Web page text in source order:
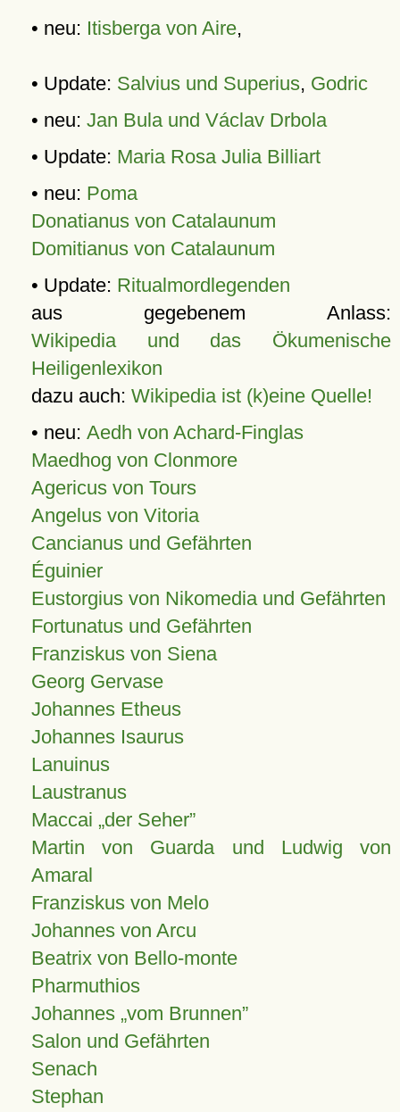
• neu: Itisberga von Aire,
• Update: Salvius und Superius, Godric
• neu: Jan Bula und Václav Drbola
• Update: Maria Rosa Julia Billiart
• neu: Poma
Donatianus von Catalaunum
Domitianus von Catalaunum
• Update: Ritualmordlegenden
aus gegebenem Anlass:
Wikipedia und das Ökumenische
Heiligenlexikon
dazu auch: Wikipedia ist (k)eine Quelle!
• neu: Aedh von Achard-Finglas
Maedhog von Clonmore
Agericus von Tours
Angelus von Vitoria
Cancianus und Gefährten
Éguinier
Eustorgius von Nikomedia und Gefährten
Fortunatus und Gefährten
Franziskus von Siena
Georg Gervase
Johannes Etheus
Johannes Isaurus
Lanuinus
Laustranus
Maccai „der Seher”
Martin von Guarda und Ludwig von
Amaral
Franziskus von Melo
Johannes von Arcu
Beatrix von Bello-monte
Pharmuthios
Johannes vom Brunnen
Salon und Gefährten
Senach
Stephan